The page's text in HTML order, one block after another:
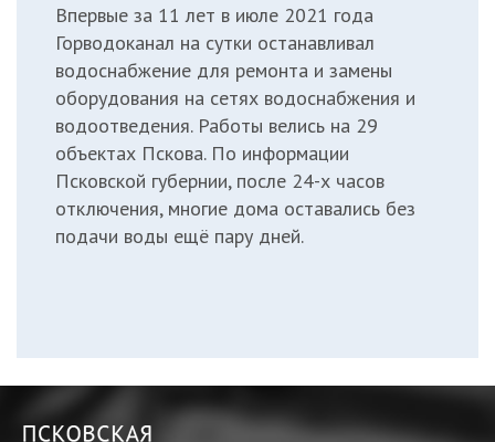
Впервые за 11 лет в июле 2021 года
Горводоканал на сутки останавливал
водоснабжение для ремонта и замены
оборудования на сетях водоснабжения и
водоотведения. Работы велись на 29
объектах Пскова. По информации
Псковской губернии, после 24-х часов
отключения, многие дома оставались без
подачи воды ещё пару дней.